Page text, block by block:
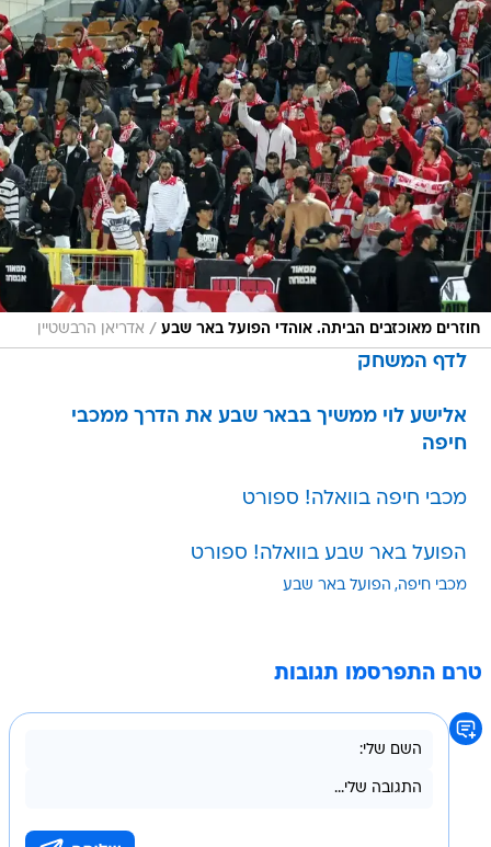
חוזרים מאוכזבים הביתה. אוהדי הפועל באר שבע / אדריאן הרבשטיין
לדף המשחק
אלישע לוי ממשיך בבאר שבע את הדרך ממכבי
חיפה
מכבי חיפה בוואלה! ספורט
הפועל באר שבע בוואלה! ספורט
מכבי חיפה הפועל באר שבע
טרם התפרסמו תגובות